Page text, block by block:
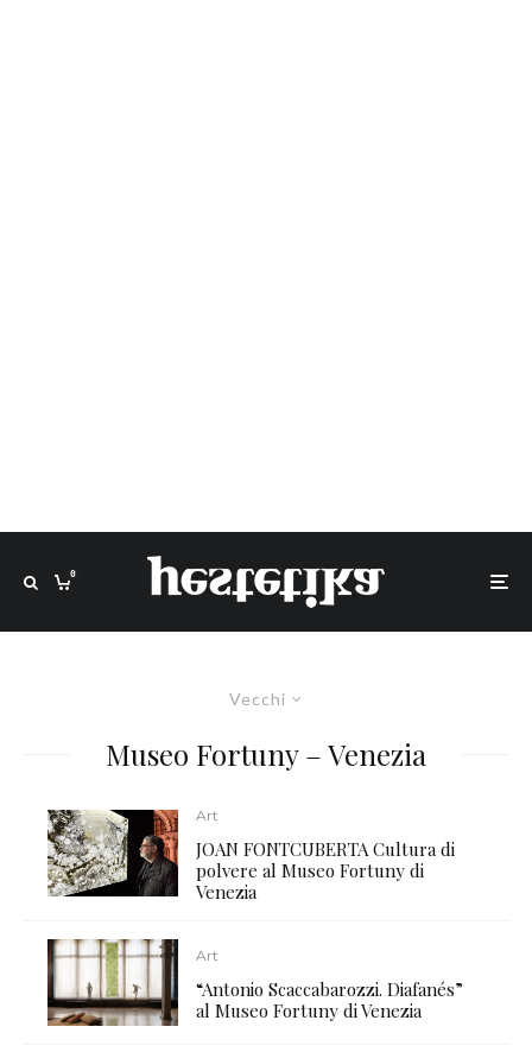
0
Vecchi
Museo Fortuny – Venezia
Art
JOAN FONTCUBERTA Cultura di
polvere al Museo Fortuny di
Venezia
Art
“Antonio Scaccabarozzi. Diafanés”
al Museo Fortuny di Venezia